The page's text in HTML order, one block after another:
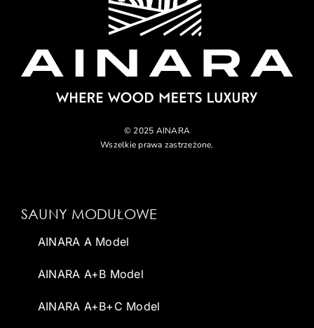
© 2025 AINARA
Wszelkie prawa zastrzeżone.
SAUNY MODUŁOWE
AINARA A Model
AINARA A+B Model
AINARA A+B+C Model